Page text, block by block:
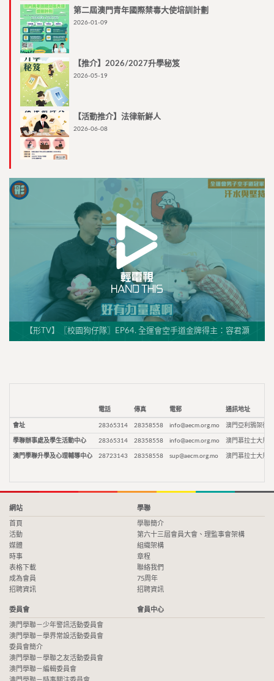
第二屆澳門青年國際禁毒大使培訓計劃
2026-01-09
【推介】2026/2027升學秘笈
2026-05-19
【活動推介】法律新鮮人
2026-06-08
【形TV】〖校園狗仔隊〗EP64. 全運會空手道金牌得主：容君灝
電話 傳真 電郵 通訊地址
會址 28365314 28358558 info@aecm.org.mo 澳門亞利鴉架街9
學聯辦事處及學生活動中心 28365314 28358558 info@aecm.org.mo 澳門慕拉士大馬
澳門學聯升學及心理輔導中心 28723143 28358558 sup@aecm.org.mo 澳門慕拉士大馬
網站
首頁
活動
媒體
時事
表格下載
成為會員
招聘資訊
學聯
學聯簡介
第六十三屆會員大會、理監事會架構
組織架構
章程
聯絡我們
75周年
招聘資訊
委員會
澳門學聯－少年警訊活動委員會
澳門學聯－學界常設活動委員會
委員會簡介
澳門學聯－學聯之友活動委員會
澳門學聯－編輯委員會
會員中心